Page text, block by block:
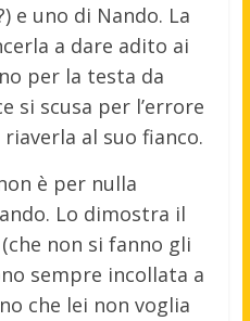
e uno di Nando. La
a dare adito ai
per la testa da
si scusa per l’errore
al suo fianco.
è per nulla
Lo dimostra il
non si fanno gli
sempre incollata a
che lei non voglia